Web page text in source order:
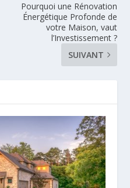
Pourquoi une Rénovation
Énergétique Profonde de
votre Maison, vaut
l’Investissement ?
SUIVANT